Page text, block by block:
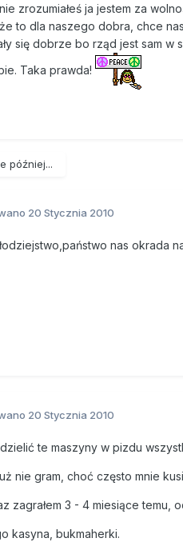
zrozumiałeś ja jestem za
to dla naszego dobra, chce
się dobrze bo rząd jest sam
Taka prawda!
później...
20 Stycznia 2010
nas okrada
20 Stycznia 2010
te maszyny w pizdu
nie gram, choć często mnie
zagrałem 3 - 4 miesiące temu,
kasyna, bukmaherki.